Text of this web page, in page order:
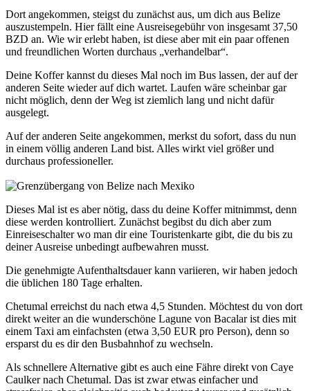
Dort angekommen, steigst du zunächst aus, um dich aus Belize
auszustempeln. Hier fällt eine Ausreisegebühr von insgesamt 37,50
BZD an. Wie wir erlebt haben, ist diese aber mit ein paar offenen
und freundlichen Worten durchaus „verhandelbar“.
Deine Koffer kannst du dieses Mal noch im Bus lassen, der auf der
anderen Seite wieder auf dich wartet. Laufen wäre scheinbar gar
nicht möglich, denn der Weg ist ziemlich lang und nicht dafür
ausgelegt.
Auf der anderen Seite angekommen, merkst du sofort, dass du nun
in einem völlig anderen Land bist. Alles wirkt viel größer und
durchaus professioneller.
Dieses Mal ist es aber nötig, dass du deine Koffer mitnimmst, denn
diese werden kontrolliert. Zunächst begibst du dich aber zum
Einreiseschalter wo man dir eine Touristenkarte gibt, die du bis zu
deiner Ausreise unbedingt aufbewahren musst.
Die genehmigte Aufenthaltsdauer kann variieren, wir haben jedoch
die üblichen 180 Tage erhalten.
Chetumal erreichst du nach etwa 4,5 Stunden. Möchtest du von dort
direkt weiter an die wunderschöne Lagune von Bacalar ist dies mit
einem Taxi am einfachsten (etwa 3,50 EUR pro Person), denn so
ersparst du es dir den Busbahnhof zu wechseln.
Als schnellere Alternative gibt es auch eine Fähre direkt von Caye
Caulker nach Chetumal. Das ist zwar etwas einfacher und